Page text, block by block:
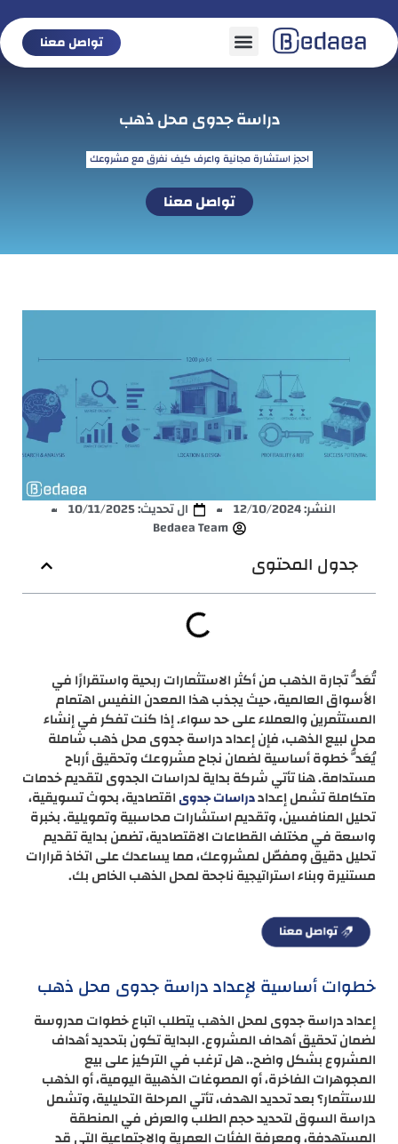
تواصل معنا
دراسة جدوى محل ذهب
احجز استشارة مجانية واعرف كيف نفرق مع مشروعك
تواصل معنا
النشر:12/10/2024
ال تحديث: 10/11/2025
Bedaea Team
جدول المحتوى
تُعَدُّ تجارة الذهب من أكثر الاستثمارات ربحية واستقرارًا في
الأسواق العالمية، حيث يجذب هذا المعدن النفيس اهتمام
المستثمرين والعملاء على حد سواء. إذا كنت تفكر في إنشاء
محل لبيع الذهب، فإن إعداد دراسة جدوى محل ذهب شاملة
يُعَدُّ خطوة أساسية لضمان نجاح مشروعك وتحقيق أرباح
مستدامة. هنا تأتي شركة بداية لدراسات الجدوى لتقديم خدمات
متكاملة تشمل إعداددراسات جدوىاقتصادية، بحوث تسويقية،
تحليل المنافسين، وتقديم استشارات محاسبية وتمويلية. بخبرة
واسعة في مختلف القطاعات الاقتصادية، تضمن بداية تقديم
تحليل دقيق ومفصّل لمشروعك، مما يساعدك على اتخاذ قرارات
مستنيرة وبناء استراتيجية ناجحة لمحل الذهب الخاص بك.
خطوات أساسية لإعداد دراسة جدوى محل ذهب
إعداد دراسة جدوى لمحل الذهب يتطلب اتباع خطوات مدروسة
لضمان تحقيق أهداف المشروع. البداية تكون بتحديد أهداف
المشروع بشكل واضح.. هل ترغب في التركيز على بيع
المجوهرات الفاخرة، أو المصوغات الذهبية اليومية، أو الذهب
للاستثمار؟ بعد تحديد الهدف، تأتي المرحلة التحليلية، وتشمل
دراسة السوق لتحديد حجم الطلب والعرض في المنطقة
المستهدفة، ومعرفة الفئات العمرية والاجتماعية التي قد